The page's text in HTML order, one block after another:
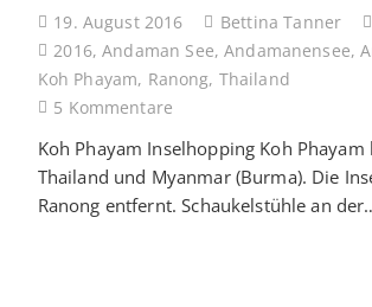
19. August 2016 Bettina Tanner
2016,Andaman See,Andamanensee,
Koh Phayam, Ranong, Thailand
5 Kommentare
Koh Phayam Inselhopping Koh
Thailand und Myanmar (Burma). Die
Ranong entfernt. Schaukelstühle an